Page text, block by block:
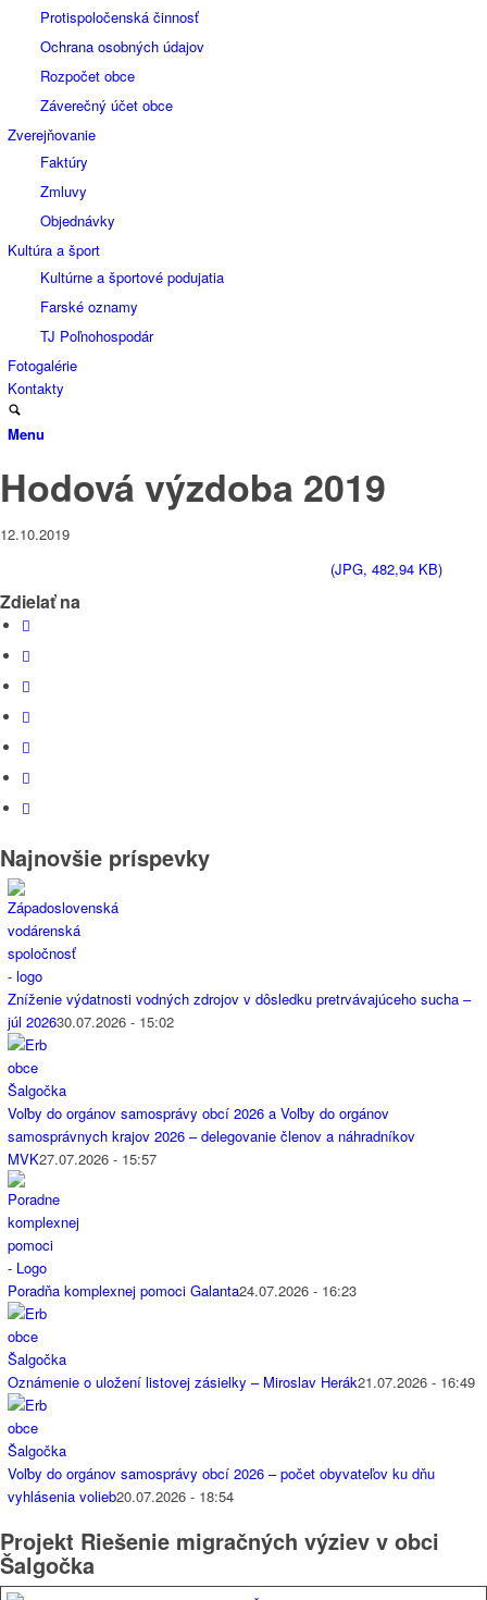
Protispoločenská činnosť
Ochrana osobných údajov
Rozpočet obce
Záverečný účet obce
Zverejňovanie
Faktúry
Zmluvy
Objednávky
Kultúra a šport
Kultúrne a športové podujatia
Farské oznamy
TJ Poľnohospodár
Fotogalérie
Kontakty
Menu
Hodová výzdoba 2019
12.10.2019
(JPG, 482,94 KB)
Zdielať na
Najnovšie príspevky
Zníženie výdatnosti vodných zdrojov v dôsledku pretrvávajúceho sucha –
júl 202630.07.2026 - 15:02
Voľby do orgánov samosprávy obcí 2026 a Voľby do orgánov
samosprávnych krajov 2026 – delegovanie členov a náhradníkov
MVK27.07.2026 - 15:57
Poradňa komplexnej pomoci Galanta24.07.2026 - 16:23
Oznámenie o uložení listovej zásielky – Miroslav Herák21.07.2026 - 16:49
Voľby do orgánov samosprávy obcí 2026 – počet obyvateľov ku dňu
vyhlásenia volieb20.07.2026 - 18:54
Projekt Riešenie migračných výziev v obci
Šalgočka